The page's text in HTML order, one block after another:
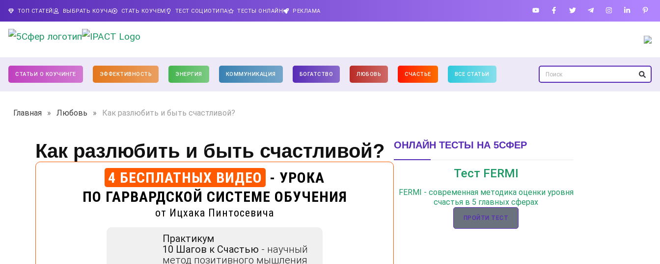
ТОП СТАТЕЙ ВЫБРАТЬ КОУЧА СТАТЬ КОУЧЕМ ТЕСТ СОЦИОТИПА ТЕСТЫ ОНЛАЙН РЕКЛАМА
СТАТЬИ О КОУЧИНГЕ ЭФФЕКТИВНОСТЬ ЭНЕРГИЯ КОММУНИКАЦИЯ БОГАТСТВО ЛЮБОВЬ СЧАСТЬЕ ВСЕ СТАТЬИ
Главная » Любовь » Как разлюбить и быть счастливой?
Как разлюбить и быть счастливой?
4 БЕСПЛАТНЫХ ВИДЕО - УРОКА
ПО ГАРВАРДСКОЙ СИСТЕМЕ ОБУЧЕНИЯ
от Ицхака Пинтосевича
Практикум
10 Шагов к Счастью - научный
метод позитивного мышления
ОНЛАЙН ТЕСТЫ НА 5СФЕР
Тест FERMI
FERMI - современная методика оценки уровня
счастья в 5 главных сферах
ПРОЙТИ ТЕСТ